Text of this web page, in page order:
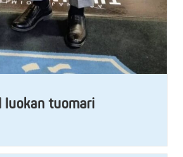
luokan tuomari